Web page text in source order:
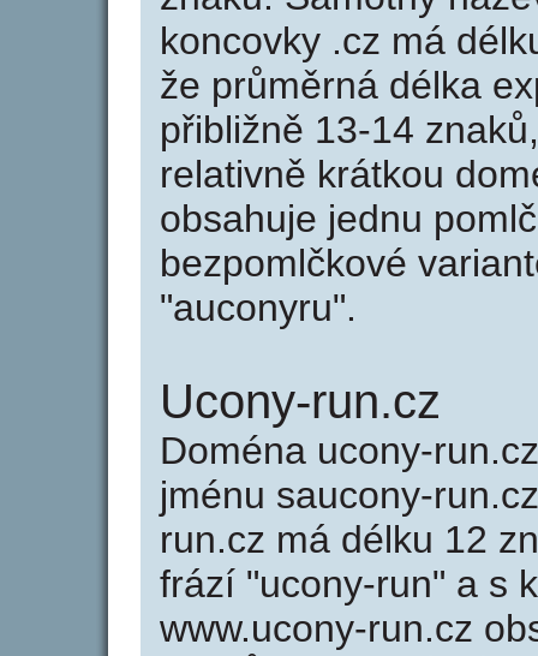
koncovky .cz má
že průměrná délka
přibližně 13-14
relativně krátkou
obsahuje jednu
bezpomlčkové
"auconyru".
Ucony-run.cz
Doména ucony-
jménu saucony-
run.cz má délku 12
frází "ucony-run" a s
www.ucony-run.cz